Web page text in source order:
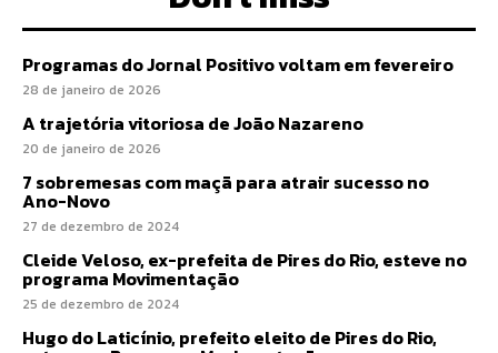
Programas do Jornal Positivo voltam em fevereiro
28 de janeiro de 2026
A trajetória vitoriosa de João Nazareno
20 de janeiro de 2026
7 sobremesas com maçã para atrair sucesso no
Ano-Novo
27 de dezembro de 2024
Cleide Veloso, ex-prefeita de Pires do Rio, esteve no
programa Movimentação
25 de dezembro de 2024
Hugo do Laticínio, prefeito eleito de Pires do Rio,